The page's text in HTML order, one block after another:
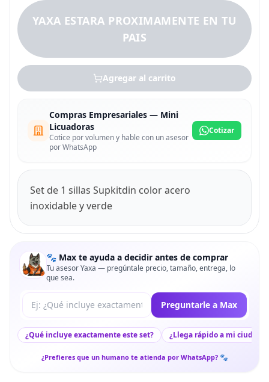
YAXA ESTARA PROXIMAMENTE EN TU
PAIS
Agregar al carrito
Compras Empresariales — Mini
Licuadoras
Cotice por volumen y hable con un asesor
por WhatsApp
Cotizar
Set de 1 sillas Supkitdin color acero
inoxidable y verde
🐾 Max te ayuda a decidir antes de comprar
Tu asesor Yaxa — pregúntale precio, tamaño, entrega, lo
que sea.
Tu pregunta a Max Preguntarle a Max
¿Qué incluye exactamente este set? ¿Llega rápido a mi ciudad?
¿Prefieres que un humano te atienda por WhatsApp? 🐾